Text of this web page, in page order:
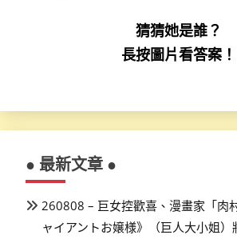
猜猜她是誰？
長按圖片看答案！
● 最新文章 ●
260808 – 巨女控歡喜、漫畫家「肉
ャイアントお嬢様》（巨人大小姐